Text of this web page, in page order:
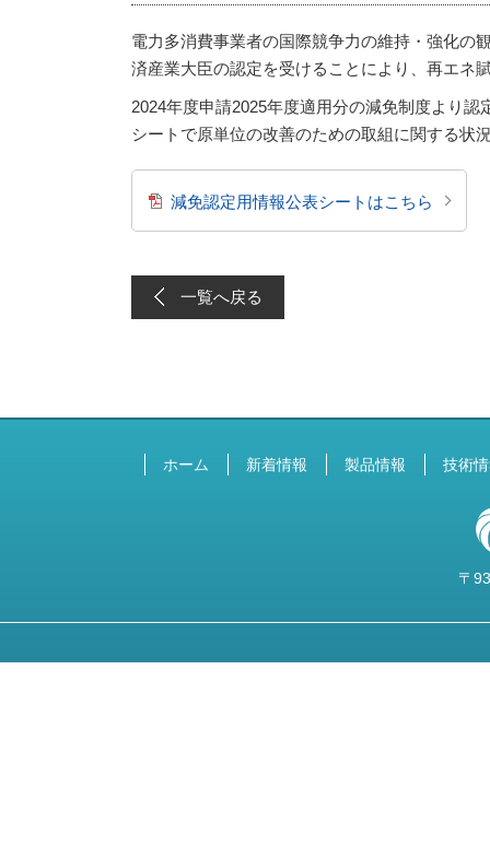
電力多消費事業者の国際競争力の維持・強化の
済産業大臣の認定を受けることにより、再エネ
2024年度申請2025年度適用分の減免制度より
シートで原単位の改善のための取組に関する状
減免認定用情報公表シートはこちら
一覧へ戻る
ホーム 新着情報 製品情報 技術
〒